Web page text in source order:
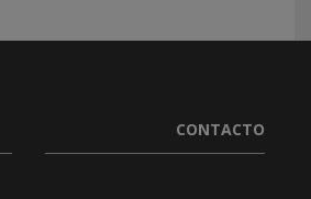
CONTACTO